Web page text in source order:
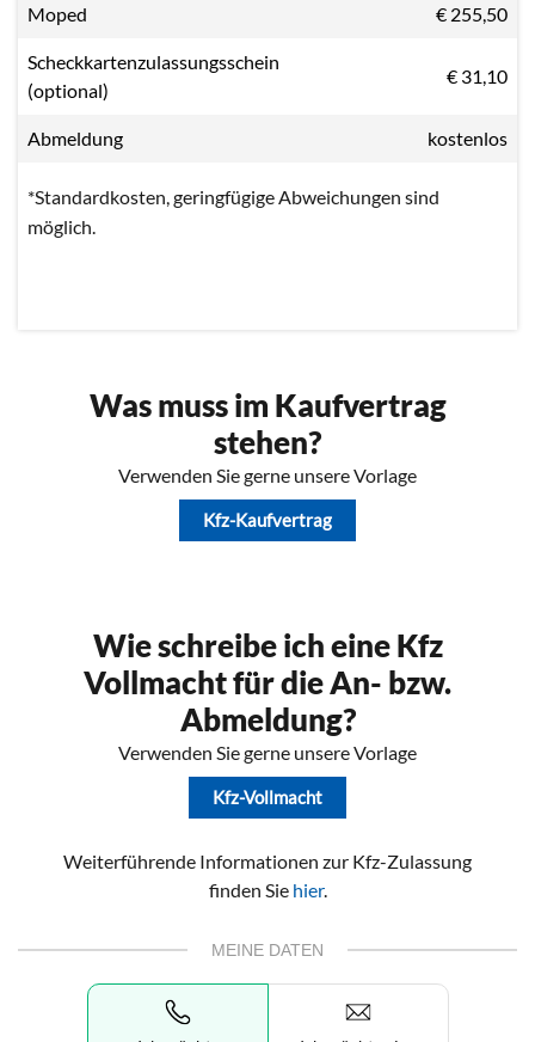
Moped € 255,50
Scheckkartenzulassungsschein
(optional)
€ 31,10
Abmeldung kostenlos
*Standardkosten, geringfügige Abweichungen sind
möglich.
Was muss im Kaufvertrag
stehen?
Verwenden Sie gerne unsere Vorlage
Kfz-Kaufvertrag
Wie schreibe ich eine Kfz
Vollmacht für die An- bzw.
Abmeldung?
Verwenden Sie gerne unsere Vorlage
Kfz-Vollmacht
Weiterführende Informationen zur Kfz-Zulassung
finden Sie hier.
MEINE DATEN